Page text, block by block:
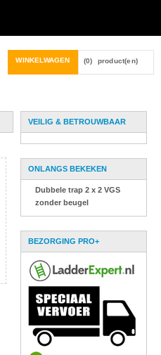
WINKELWAGEN (0) product(en)
VEILIG & BETROUWBAAR
ONLANGS BEKEKEN
Dubbele trap 2 x 2 VGS
zonder beugel
BEZORGING PRO+